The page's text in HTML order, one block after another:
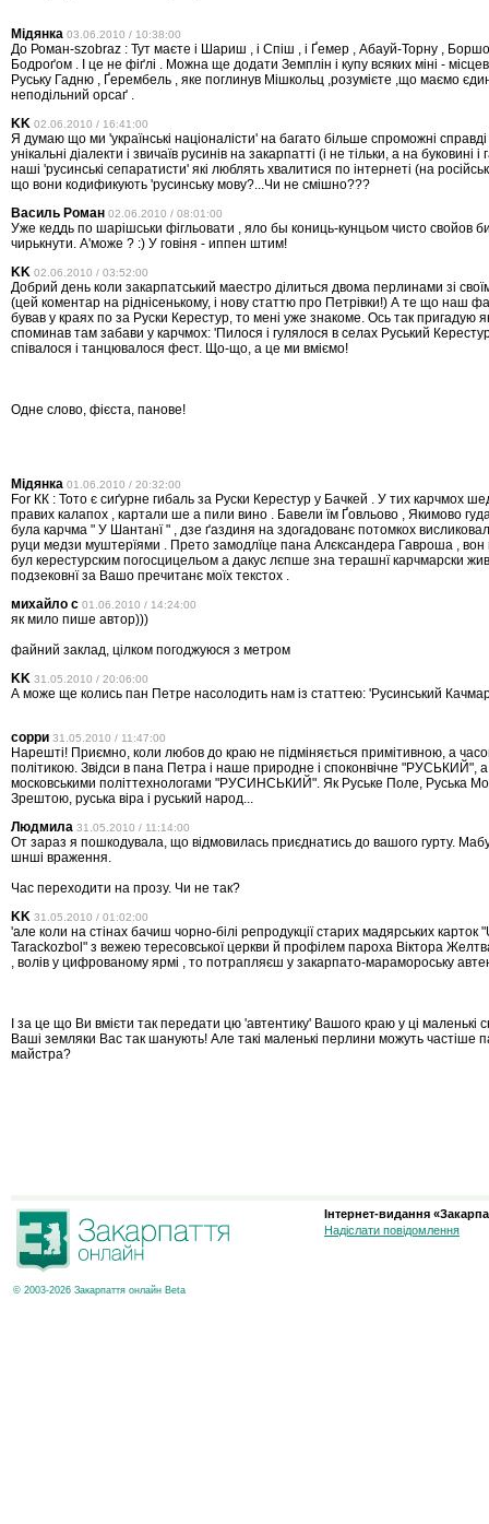
Мідянка 03.06.2010 / 10:38:00
До Роман-szobraz : Тут маєте і Шариш , і Спіш , і Ґемер , Абауй-Торну ,
Бодроґом . І це не фіґлі . Можна ще додати Земплін і купу всяких міні -
Руську Гадню , Ґерембель , яке поглинув Мішкольц ,розумієте ,що маємо
неподільний орсаґ .
KK 02.06.2010 / 16:41:00
Я думаю що ми 'українські націоналісти' на багато більше спроможні
унікальні діалекти і звичаїв русинів на закарпатті (і не тільки, а на буковині
наші 'русинські сепаратисти' які люблять хвалитися по інтернеті (на
що вони кодификують 'русинську мову?...Чи не смішно???
Василь Роман 02.06.2010 / 08:01:00
Уже кеддь по шарішськи фігльовати , яло бы кониць-кунцьом чисто свойов
чирькнути. А'може ? :) У говіня - иппен штим!
KK 02.06.2010 / 03:52:00
Добрий день коли закарпатський маестро ділиться двома перлинами зі
(цей коментар на ріднісенькому, і нову статтю про Петрівки!) А те що наш
бував у краях по за Руски Керестур, то мені уже знакоме. Ось так пригадую
споминав там забави у карчмох: 'Пилося і гулялося в селах Руський
співалося і танцювалося фест. Що-що, а це ми вміємо!
Одне слово, фієста, панове!
Мідянка 01.06.2010 / 20:32:00
For КК : Тото є сиґурне гибаль за Руски Керестур у Бачкей . У тих карчмох
правих калапох , картали ше а пили вино . Бавели їм Ґовльово , Якимово
була карчма " У Шантанї " , дзе ґаздиня на здогадованє потомкох
руци медзи муштерїями . Прето замодлїце пана Алєксандера Гавроша , вон
бул керестурским погосцицельом а дакус лєпше зна терашнї карчмарски
подзековнї за Вашо пречитанє моїх текстох .
михайло с 01.06.2010 / 14:24:00
як мило пише автор)))
файний заклад, цілком погоджуюся з метром
KK 31.05.2010 / 20:06:00
А може ще колись пан Петре насолодить нам із статтею: 'Русинський
сорри 31.05.2010 / 11:47:00
Нарешті! Приємно, коли любов до краю не підміняється примітивною, а
політикою. Звідси в пана Петра і наше природне і споконвічне "РУСЬКИЙ",
московськими політтехнологами "РУСИНСЬКИЙ". Як Руське Поле, Руська
Зрештою, руська віра і руський народ...
Людмила 31.05.2010 / 11:14:00
От зараз я пошкодувала, що відмовилась приєднатись до вашого гурту.
шнші враження.
Час переходити на прозу. Чи не так?
KK 31.05.2010 / 01:02:00
'але коли на стінах бачиш чорно-білі репродукції старих мадярських карток
Tarackozbol" з вежею тересовської церкви й профілем пароха Віктора
, волів у цифрованому ярмі , то потрапляєш у закарпато-марамороську
І за це що Ви вмієти так передати цю 'автентику' Вашого краю у ці маленькі
Ваші земляки Вас так шанують! Але такі маленькі перлини можуть частіше
майстра?
© 2003-2026 Закарпаття онлайн Beta
Інтернет-видання
Надіслати повідомлення